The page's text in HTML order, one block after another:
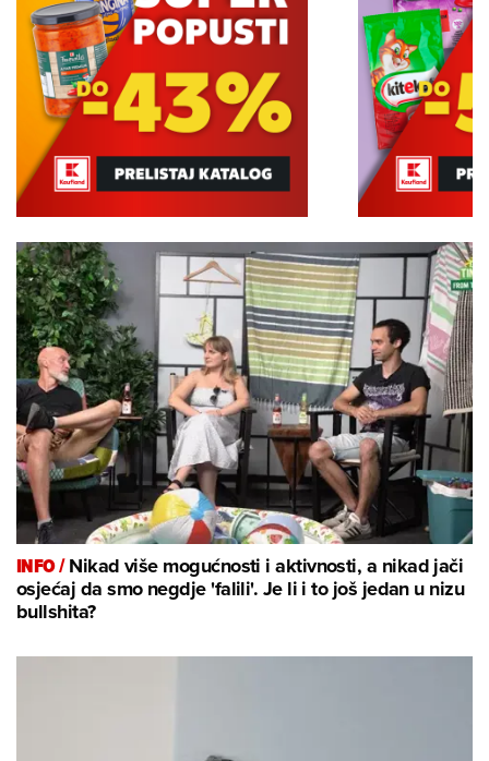
INFO /Nikad više mogućnosti i aktivnosti, a nikad jači
osjećaj da smo negdje 'falili'. Je li i to još jedan u nizu
bullshita?